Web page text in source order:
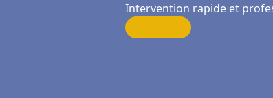
Intervention rapide et